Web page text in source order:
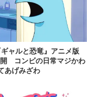
コンビの日常マジかわ
あげみざわ